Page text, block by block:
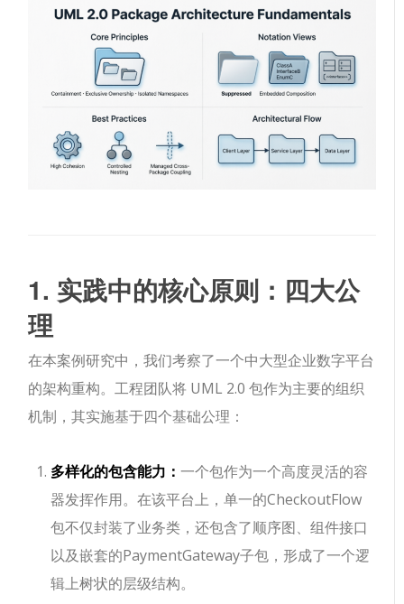
1. 实践中的核心原则：四大公
理
在本案例研究中，我们考察了一个中大型企业数字平台
的架构重构。工程团队将 UML 2.0 包作为主要的组织
机制，其实施基于四个基础公理：
多样化的包含能力：一个包作为一个高度灵活的容
器发挥作用。在该平台上，单一的CheckoutFlow
包不仅封装了业务类，还包含了顺序图、组件接口
以及嵌套的PaymentGateway子包，形成了一个逻
辑上树状的层级结构。